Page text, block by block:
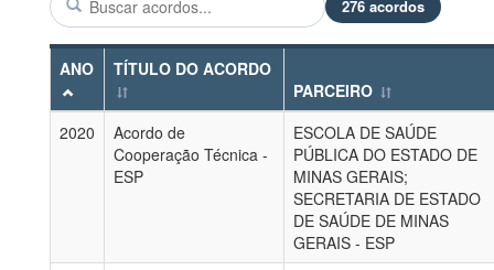
276 acordos
ANO
TÍTULO DO ACORDO
PARCEIRO
2020
Acordo de
Cooperação Técnica -
ESP
ESCOLA DE SAÚDE
PÚBLICA DO ESTADO DE
MINAS GERAIS;
SECRETARIA DE ESTADO
DE SAÚDE DE MINAS
GERAIS - ESP